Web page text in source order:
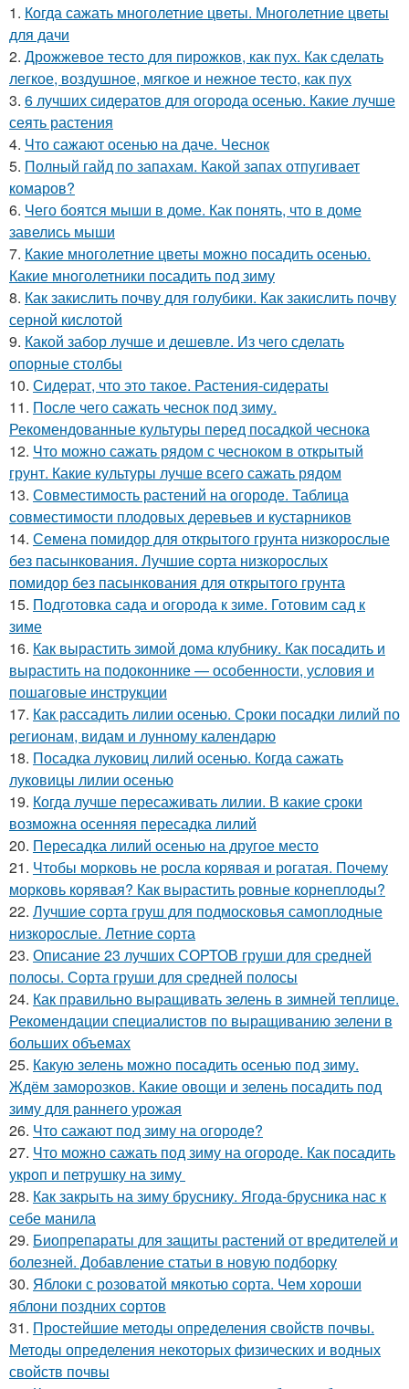
1. Когда сажать многолетние цветы. Многолетние цветы
для дачи
2. Дрожжевое тесто для пирожков, как пух. Как сделать
легкое, воздушное, мягкое и нежное тесто, как пух
3. 6 лучших сидератов для огорода осенью. Какие лучше
сеять растения
4. Что сажают осенью на даче. Чеснок
5. Полный гайд по запахам. Какой запах отпугивает
комаров?
6. Чего боятся мыши в доме. Как понять, что в доме
завелись мыши
7. Какие многолетние цветы можно посадить осенью.
Какие многолетники посадить под зиму
8. Как закислить почву для голубики. Как закислить почву
серной кислотой
9. Какой забор лучше и дешевле. Из чего сделать
опорные столбы
10. Сидерат, что это такое. Растения-сидераты
11. После чего сажать чеснок под зиму.
Рекомендованные культуры перед посадкой чеснока
12. Что можно сажать рядом с чесноком в открытый
грунт. Какие культуры лучше всего сажать рядом
13. Совместимость растений на огороде. Таблица
совместимости плодовых деревьев и кустарников
14. Семена помидор для открытого грунта низкорослые
без пасынкования. Лучшие сорта низкорослых
помидор без пасынкования для открытого грунта
15. Подготовка сада и огорода к зиме. Готовим сад к
зиме
16. Как вырастить зимой дома клубнику. Как посадить и
вырастить на подоконнике — особенности, условия и
пошаговые инструкции
17. Как рассадить лилии осенью. Сроки посадки лилий по
регионам, видам и лунному календарю
18. Посадка луковиц лилий осенью. Когда сажать
луковицы лилии осенью
19. Когда лучше пересаживать лилии. В какие сроки
возможна осенняя пересадка лилий
20. Пересадка лилий осенью на другое место
21. Чтобы морковь не росла корявая и рогатая. Почему
морковь корявая? Как вырастить ровные корнеплоды?
22. Лучшие сорта груш для подмосковья самоплодные
низкорослые. Летние сорта
23. Описание 23 лучших СОРТОВ груши для средней
полосы. Сорта груши для средней полосы
24. Как правильно выращивать зелень в зимней теплице.
Рекомендации специалистов по выращиванию зелени в
больших объемах
25. Какую зелень можно посадить осенью под зиму.
Ждём заморозков. Какие овощи и зелень посадить под
зиму для раннего урожая
26. Что сажают под зиму на огороде?
27. Что можно сажать под зиму на огороде. Как посадить
укроп и петрушку на зиму
28. Как закрыть на зиму бруснику. Ягода-брусника нас к
себе манила
29. Биопрепараты для защиты растений от вредителей и
болезней. Добавление статьи в новую подборку
30. Яблоки с розоватой мякотью сорта. Чем хороши
яблони поздних сортов
31. Простейшие методы определения свойств почвы.
Методы определения некоторых физических и водных
свойств почвы